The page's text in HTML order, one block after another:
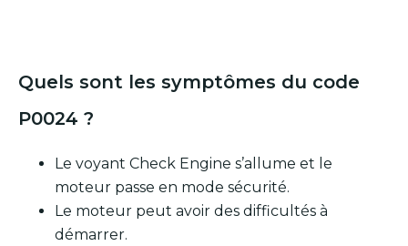
Quels sont les symptômes du code
P0024 ?
Le voyant Check Engine s’allume et le
moteur passe en mode sécurité.
Le moteur peut avoir des difficultés à
démarrer.